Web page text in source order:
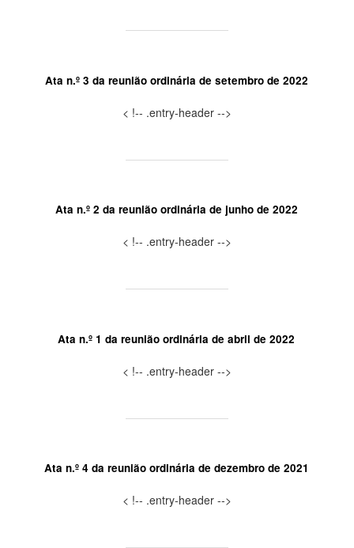
Ata n.º 3 da reunião ordinária de setembro de 2022
< !-- .entry-header -->
Ata n.º 2 da reunião ordinária de junho de 2022
< !-- .entry-header -->
Ata n.º 1 da reunião ordinária de abril de 2022
< !-- .entry-header -->
Ata n.º 4 da reunião ordinária de dezembro de 2021
< !-- .entry-header -->